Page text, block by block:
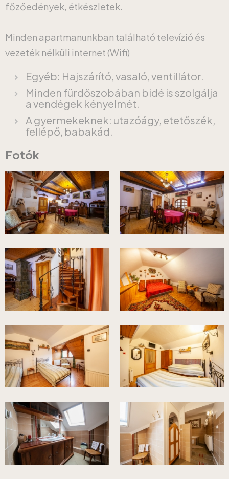
főzőedények, étkészletek.
Minden apartmanunkban található televízió és
vezeték nélküli internet (Wifi)
Egyéb: Hajszárító, vasaló, ventillátor.
Minden fürdőszobában bidé is szolgálja
a vendégek kényelmét.
A gyermekeknek: utazóágy, etetőszék,
fellépő, babakád.
Fotók